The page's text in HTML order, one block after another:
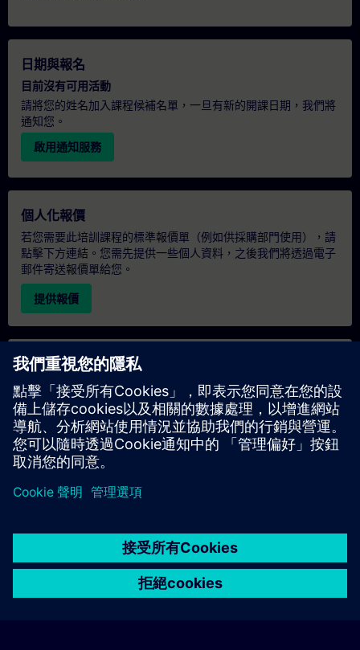
explore
日期與報名
目前沒有可用活動
請將您的姓名加入課程候補名單，一旦有新的開課日期，我們將
通知您。
啟用通知服務
個人化報價
若您需要此培訓課程的標準報價單（例如供採購部門使用），請
點擊下方連結。您需先提供一些個人資料，之後我們將透過電子
郵件寄送報價單給您。
提供報價
專屬培訓諮詢
若您需要針對專屬培訓課程（無論是現場、線上或於我們的
SITRAIN 培訓中心舉辦）索取報價，請填寫下方的諮詢表單。此
類請求適合較大規模的團體（6 人以上）。提供您的聯絡資料及
培訓需求後，我們將向您發送報價單。
索取專屬報價